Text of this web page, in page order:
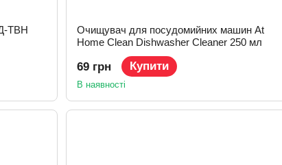
ТВН
Очищувач для посудомийних машин At
Home Clean Dishwasher Cleaner 250 мл
69 грн Купити
В наявності